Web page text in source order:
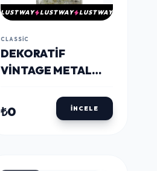
LUSTWAY LUSTWAY LUSTWAY
CLASSIC
DEKORATIF
VINTAGE METAL
20X30
₺0 İNCELE